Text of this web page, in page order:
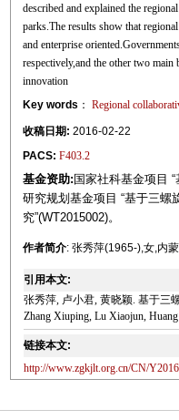
described and explained the
parks.The results show that
and enterprise
respectively,and the other two
innovation
Key words ： Regional
收稿日期: 2016-02-22
PACS: F403.2
基金资助: 国家社科基金项目
研究规划基金项目 “基于三螺
究”(WT2015002)。
作者简介: 张秀萍(1965-),女,内
引用本文:
张秀萍, 卢小君, 黄晓颖. 基于三
Zhang Xiuping, Lu Xiaojun,
链接本文:
http://www.zgkjlt.org.cn/CN/